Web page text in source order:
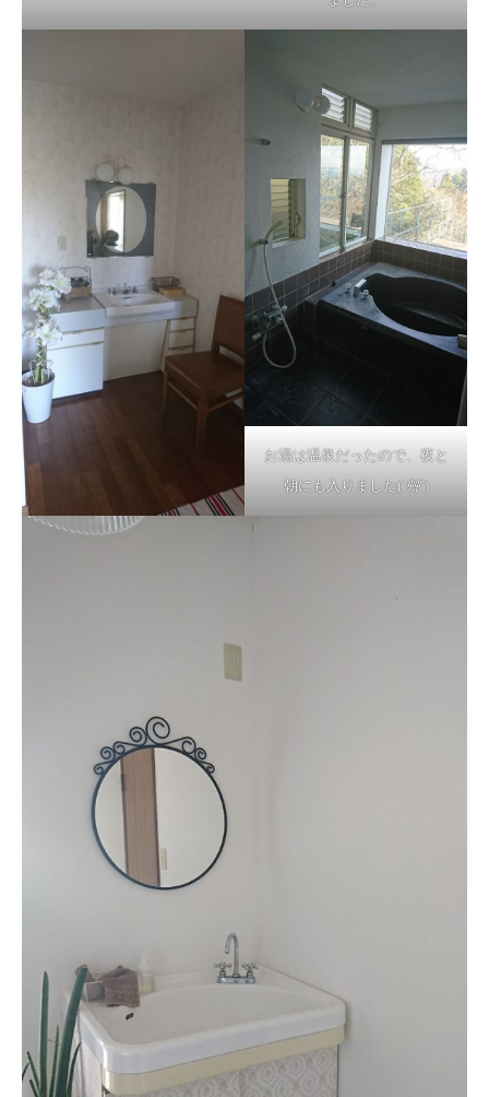
お湯は温泉だったので、夜と
朝にも入りました(´艸`)